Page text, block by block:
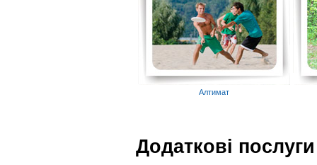
Алтимат
Додаткові